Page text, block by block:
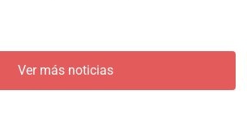
Ver más noticias